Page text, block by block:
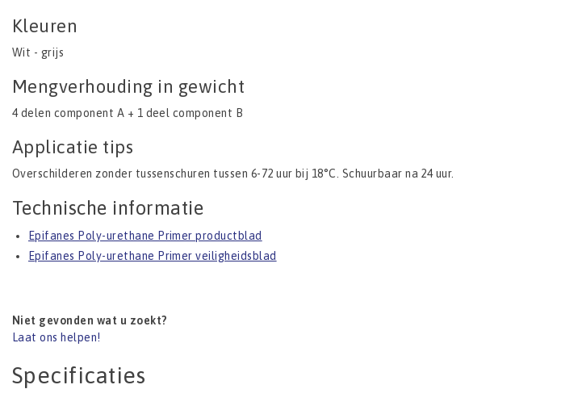
Kleuren
Wit - grijs
Mengverhouding in gewicht
4 delen component A + 1 deel component B
Applicatie tips
Overschilderen zonder tussenschuren tussen 6-72 uur bij 18°C. Schuurbaar na 24 uur.
Technische informatie
Epifanes Poly-urethane Primer productblad
Epifanes Poly-urethane Primer veiligheidsblad
Niet gevonden wat u zoekt?
Laat ons helpen!
Specificaties